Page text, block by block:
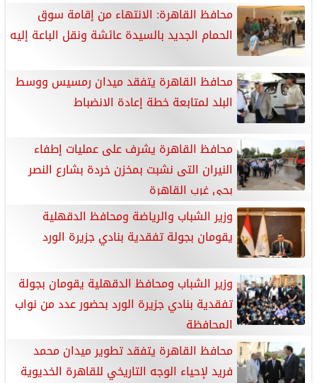
محافظ القاهرة: الانتهاء من إقامة سوق
الحمام الجديد بالسيدة عائشة ونقل الباعة إليه
​محافظ القاهرة يتفقد ميدان رمسيس ووسط
البلد لمتابعة خطة إعادة الانضباط
محافظ القاهرة يشرف على عمليات إطفاء
النيران التى نشبت بمخزن خردة بشارع النصر
بحى غرب القاهرة
وزير الشباب والرياضة ومحافظ الدقهلية
يقومان بجولة تفقدية بنادي جزيرة الورد
وزير الشباب ومحافظ الدقهلية يقومان بجولة
تفقدية بنادي جزيرة الورد بحضور عدد من نواب
المحافظة
محافظ القاهرة يتفقد تطوير ميدان محمد
فريد لإحياء الوجه التاريخي للقاهرة الخديوية